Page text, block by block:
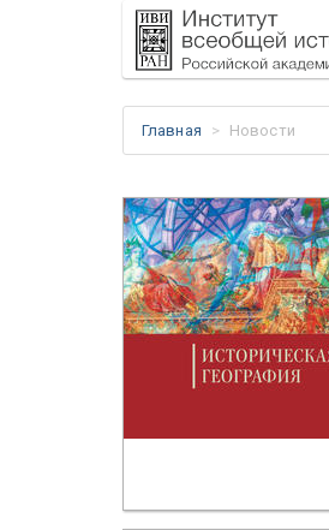
Главная Новости